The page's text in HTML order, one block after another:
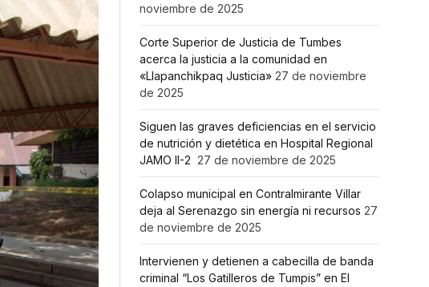
noviembre de 2025
Corte Superior de Justicia de Tumbes
acerca la justicia a la comunidad en
«Llapanchikpaq Justicia» 27 de noviembre
de 2025
Siguen las graves deficiencias en el servicio
de nutrición y dietética en Hospital Regional
JAMO II-2 27 de noviembre de 2025
Colapso municipal en Contralmirante Villar
deja al Serenazgo sin energía ni recursos 27
de noviembre de 2025
Intervienen y detienen a cabecilla de banda
criminal “Los Gatilleros de Tumpis” en El